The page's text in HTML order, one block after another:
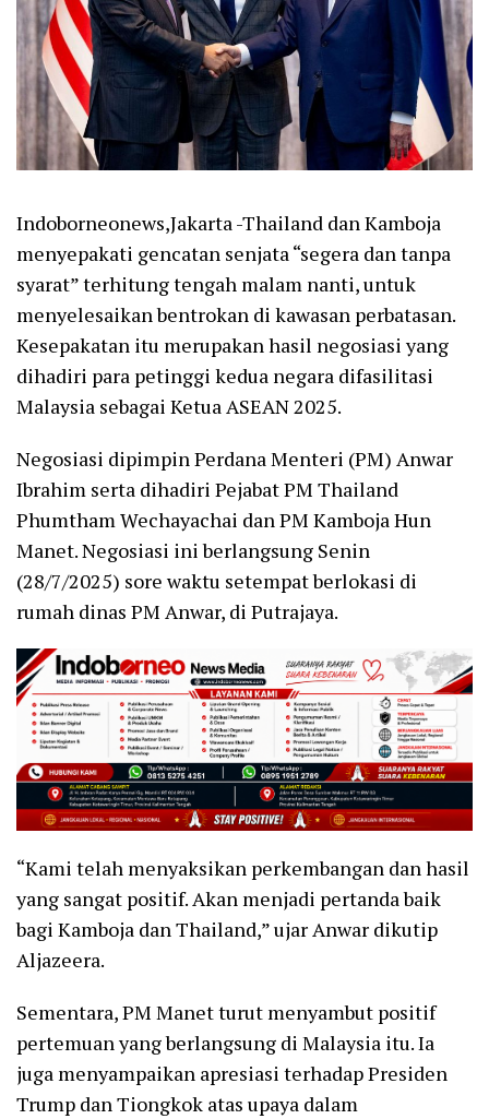
Indoborneonews,Jakarta -Thailand dan Kamboja
menyepakati gencatan senjata “segera dan tanpa
syarat” terhitung tengah malam nanti, untuk
menyelesaikan bentrokan di kawasan perbatasan.
Kesepakatan itu merupakan hasil negosiasi yang
dihadiri para petinggi kedua negara difasilitasi
Malaysia sebagai Ketua ASEAN 2025.
Negosiasi dipimpin Perdana Menteri (PM) Anwar
Ibrahim serta dihadiri Pejabat PM Thailand
Phumtham Wechayachai dan PM Kamboja Hun
Manet. Negosiasi ini berlangsung Senin
(28/7/2025) sore waktu setempat berlokasi di
rumah dinas PM Anwar, di Putrajaya.
“Kami telah menyaksikan perkembangan dan hasil
yang sangat positif. Akan menjadi pertanda baik
bagi Kamboja dan Thailand,” ujar Anwar dikutip
Aljazeera.
Sementara, PM Manet turut menyambut positif
pertemuan yang berlangsung di Malaysia itu. Ia
juga menyampaikan apresiasi terhadap Presiden
Trump dan Tiongkok atas upaya dalam